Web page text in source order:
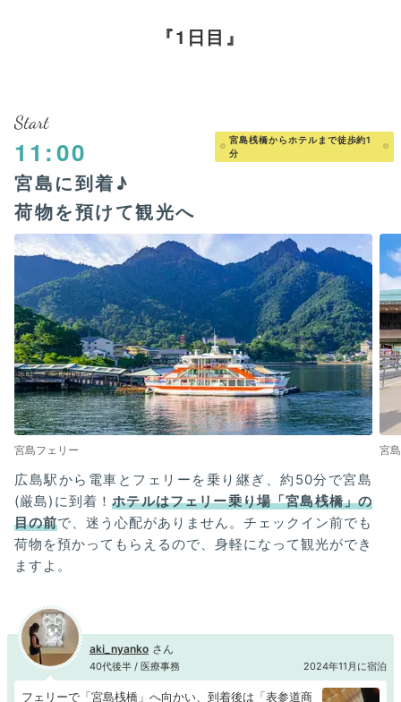
1日目
Start
11:00
宮島桟橋からホテルまで徒歩約1
分
宮島に到着♪
荷物を預けて観光へ
宮島フェリー 宮
広島駅から電車とフェリーを乗り継ぎ、約50分で宮島
(厳島)に到着！ホテルはフェリー乗り場「宮島桟橋」の
目の前で、迷う心配がありません。チェックイン前でも
荷物を預かってもらえるので、身軽になって観光ができ
ますよ。
aki_nyanko
40代後半 / 医療事務 2024年11月に宿泊
フェリーで「宮島桟橋」へ向かい、到着後は「表参道商